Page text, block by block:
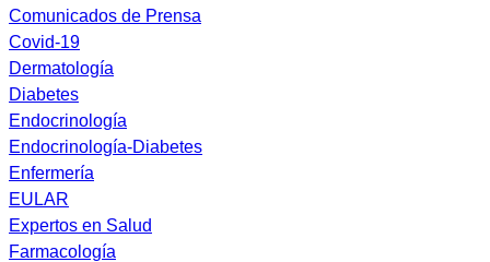
Comunicados de Prensa
Covid-19
Dermatología
Diabetes
Endocrinología
Endocrinología-Diabetes
Enfermería
EULAR
Expertos en Salud
Farmacología